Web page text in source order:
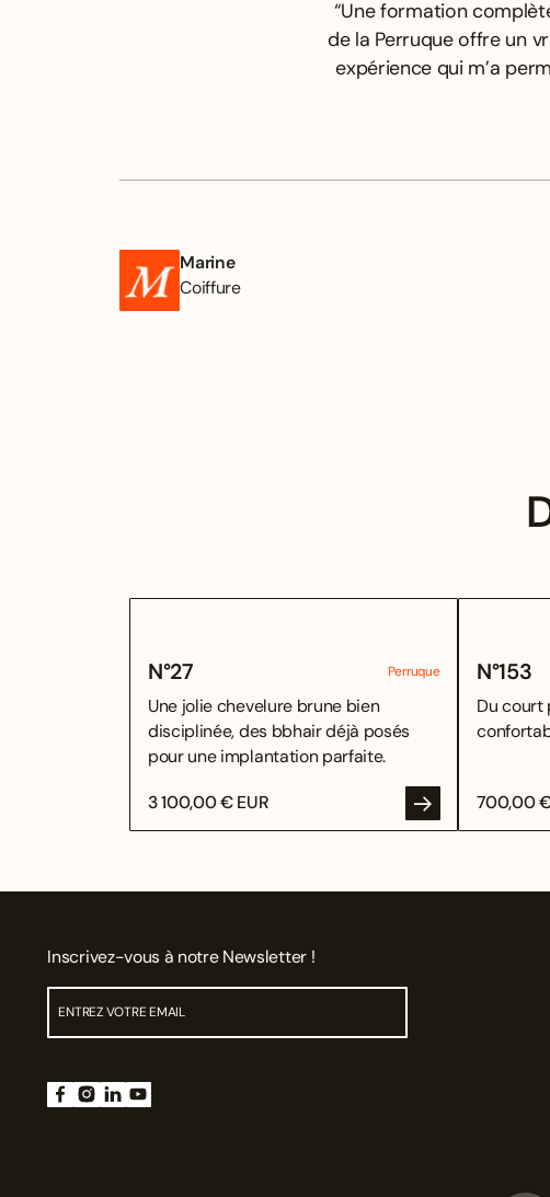
Marine
Coiffure
“Une formation
de la Perruque offre un
expérience qui m’a
N°27 Perruque
Une jolie chevelure brune bien
disciplinée, des bbhair déjà posés
pour une implantation parfaite.
3 100,00 € EUR
N°153
Du court
700,00 €
Inscrivez-vous à notre Newsletter !